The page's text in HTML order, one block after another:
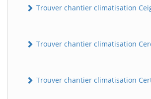
Trouver chantier climatisation
Trouver chantier climatisation
Trouver chantier climatisation